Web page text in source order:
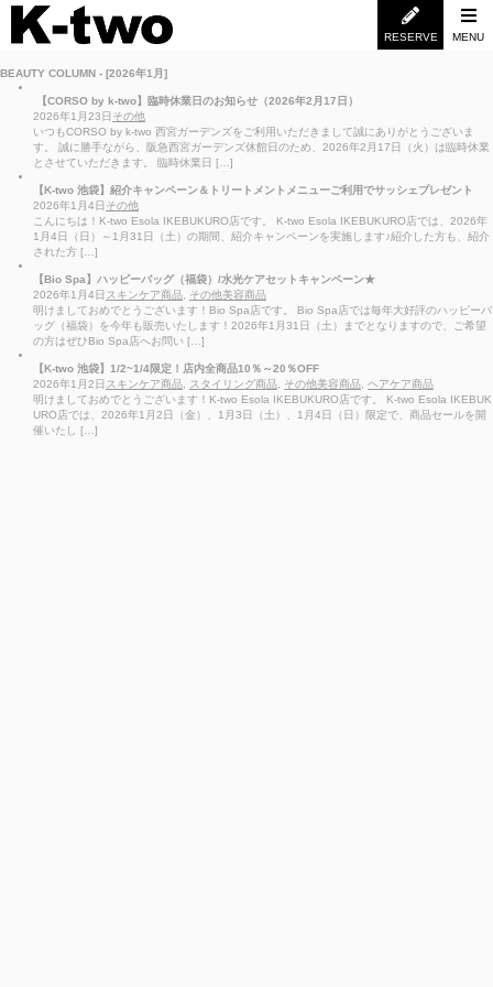
RESERVE MENU
BEAUTY COLUMN - [2026年1月]
【CORSO by k-two】臨時休業日のお知らせ（2026年2月17日）
2026年1月23日 その他
いつもCORSO by k-two 西宮ガーデンズをご利用いただきまして誠にありがとうございま
す。 誠に勝手ながら、阪急西宮ガーデンズ休館日のため、2026年2月17日（火）は臨時休業
とさせていただきます。 臨時休業日 […]
【K-two 池袋】紹介キャンペーン＆トリートメントメニューご利用でサッシェプレゼント
2026年1月4日 その他
こんにちは！K-two Esola IKEBUKURO店です。 K-two Esola IKEBUKURO店では、2026年
1月4日（日）～1月31日（土）の期間、紹介キャンペーンを実施します♪紹介した方も、紹介
された方 […]
【Bio Spa】ハッピーバッグ（福袋）/水光ケアセットキャンペーン★
2026年1月4日 スキンケア商品
その他美容商品
明けましておめでとうございます！Bio Spa店です。 Bio Spa店では毎年大好評のハッピーバ
ッグ（福袋）を今年も販売いたします！2026年1月31日（土）までとなりますので、ご希望
の方はぜひBio Spa店へお問い […]
【K-two 池袋】1/2~1/4限定！店内全商品10％～20％OFF
2026年1月2日 スキンケア商品 スタイリング商品 その他美容商品 ヘアケア商品
明けましておめでとうございます！K-two Esola IKEBUKURO店です。 K-two Esola IKEBUK
URO店では、2026年1月2日（金）、1月3日（土）、1月4日（日）限定で、商品セールを開
催いたし […]